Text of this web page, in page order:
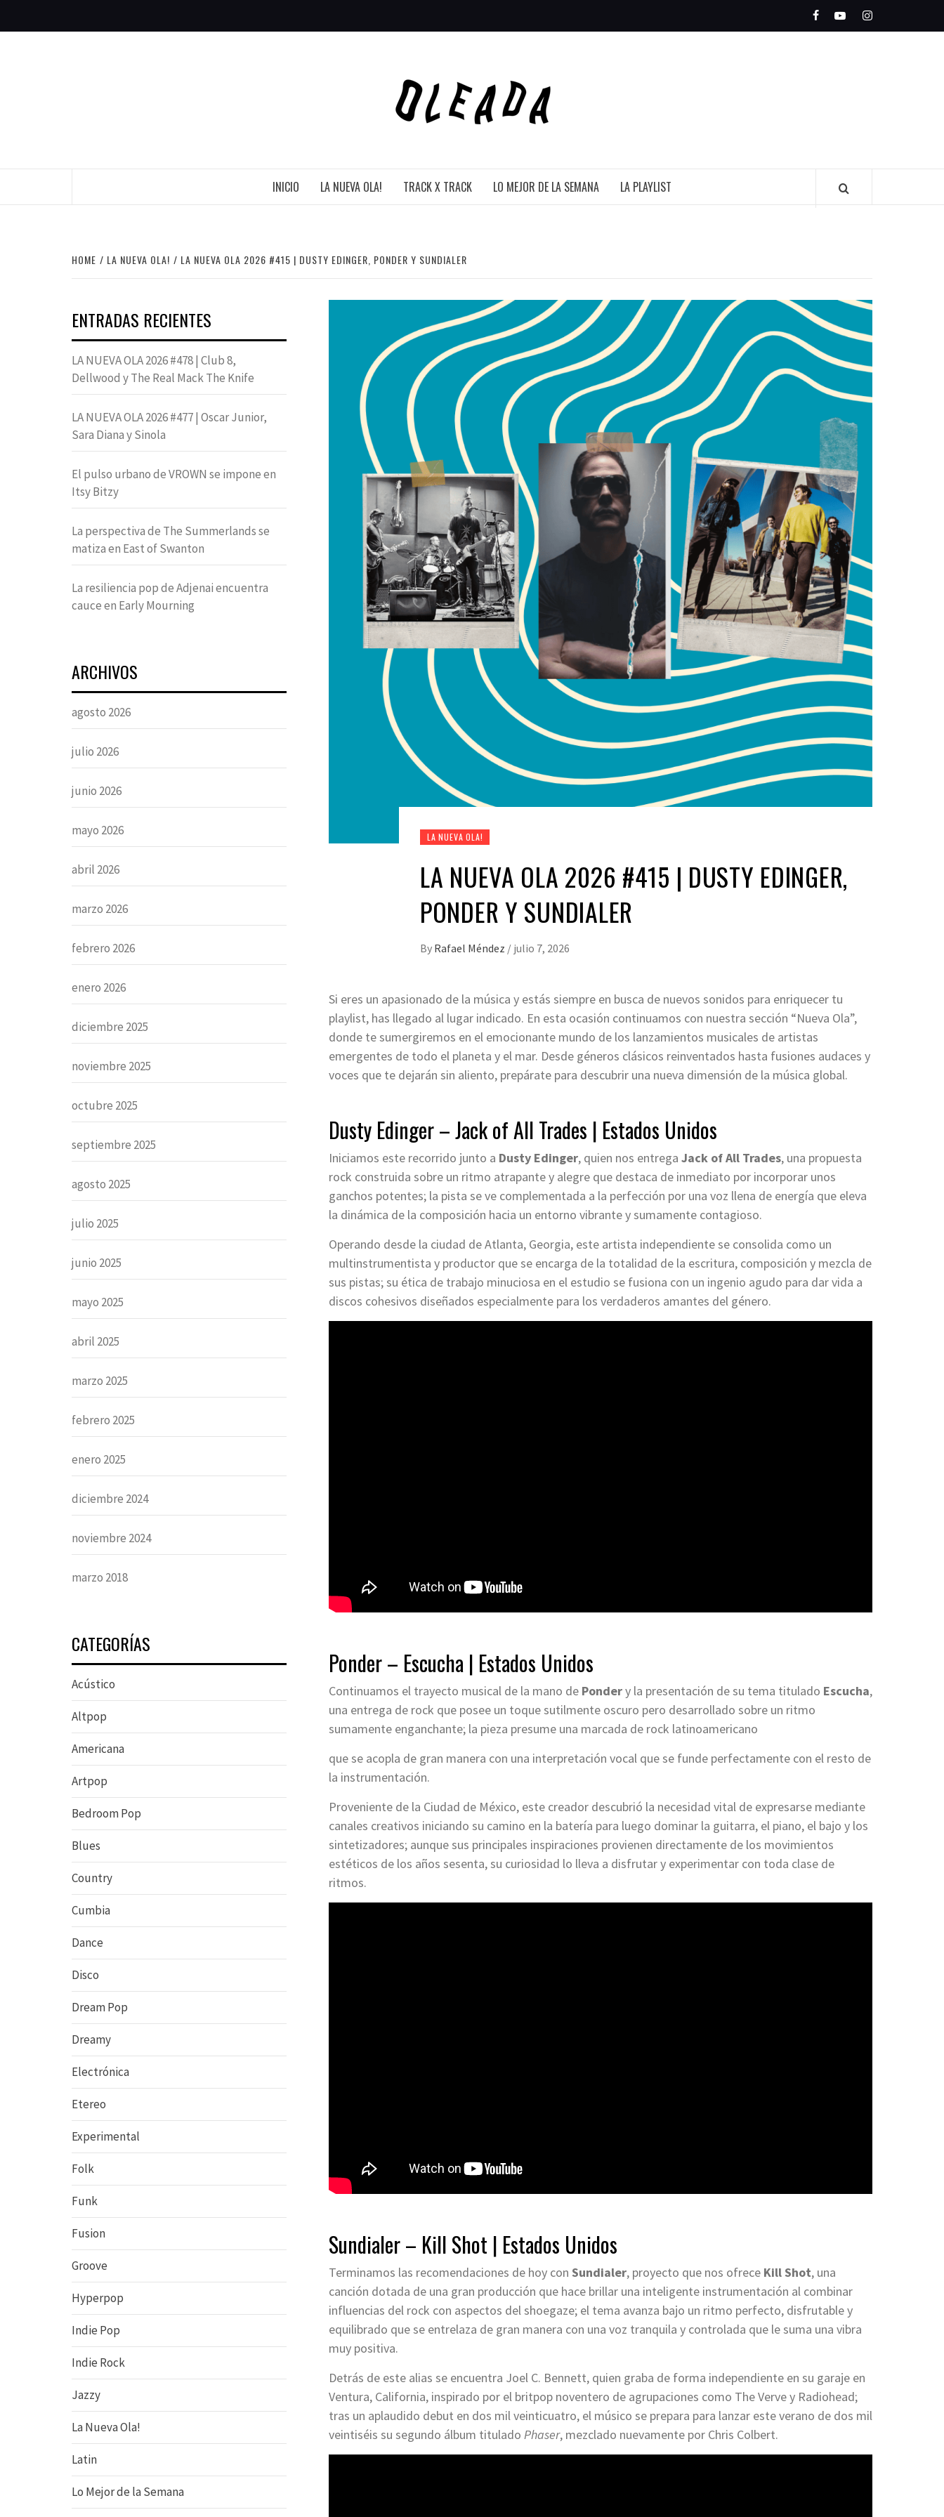
FacebookYoutubeInstagram
INICIO LA NUEVA OLA! TRACK X TRACK LO MEJOR DE LA SEMANA LA PLAYLIST
HOME LA NUEVA OLA! LA NUEVA OLA 2026 #415 | DUSTY EDINGER, PONDER Y SUNDIALER
LA NUEVA OLA!
LA NUEVA OLA 2026 #415 | DUSTY EDINGER,
PONDER Y SUNDIALER
By Rafael Méndez / julio 7, 2026
Si eres un apasionado de la música y estás siempre en busca de nuevos sonidos para enriquecer tu
playlist, has llegado al lugar indicado. En esta ocasión continuamos con nuestra sección “Nueva Ola”,
donde te sumergiremos en el emocionante mundo de los lanzamientos musicales de artistas
emergentes de todo el planeta y el mar. Desde géneros clásicos reinventados hasta fusiones audaces y
voces que te dejarán sin aliento, prepárate para descubrir una nueva dimensión de la música global.
Dusty Edinger – Jack of All Trades | Estados Unidos
Iniciamos este recorrido junto a Dusty Edinger, quien nos entrega Jack of All Trades, una propuesta
rock construida sobre un ritmo atrapante y alegre que destaca de inmediato por incorporar unos
ganchos potentes; la pista se ve complementada a la perfección por una voz llena de energía que eleva
la dinámica de la composición hacia un entorno vibrante y sumamente contagioso.
Operando desde la ciudad de Atlanta, Georgia, este artista independiente se consolida como un
multinstrumentista y productor que se encarga de la totalidad de la escritura, composición y mezcla de
sus pistas; su ética de trabajo minuciosa en el estudio se fusiona con un ingenio agudo para dar vida a
discos cohesivos diseñados especialmente para los verdaderos amantes del género.
Ponder – Escucha | Estados Unidos
Continuamos el trayecto musical de la mano de Pondery la presentación de su tema titulado Escucha,
una entrega de rock que posee un toque sutilmente oscuro pero desarrollado sobre un ritmo
sumamente enganchante; la pieza presume una marcada de rock latinoamericano
que se acopla de gran manera con una interpretación vocal que se funde perfectamente con el resto de
la instrumentación.
Proveniente de la Ciudad de México, este creador descubrió la necesidad vital de expresarse mediante
canales creativos iniciando su camino en la batería para luego dominar la guitarra, el piano, el bajo y los
sintetizadores; aunque sus principales inspiraciones provienen directamente de los movimientos
estéticos de los años sesenta, su curiosidad lo lleva a disfrutar y experimentar con toda clase de
ritmos.
Sundialer – Kill Shot | Estados Unidos
Terminamos las recomendaciones de hoy con Sundialer, proyecto que nos ofrece Kill Shot, una
canción dotada de una gran producción que hace brillar una inteligente instrumentación al combinar
influencias del rock con aspectos del shoegaze; el tema avanza bajo un ritmo perfecto, disfrutable y
equilibrado que se entrelaza de gran manera con una voz tranquila y controlada que le suma una vibra
muy positiva.
Detrás de este alias se encuentra Joel C. Bennett, quien graba de forma independiente en su garaje en
Ventura, California, inspirado por el britpop noventero de agrupaciones como The Verve y Radiohead;
tras un aplaudido debut en dos mil veinticuatro, el músico se prepara para lanzar este verano de dos mil
veintiséis su segundo álbum titulado Phaser, mezclado nuevamente por Chris Colbert.
ENTRADAS RECIENTES
LA NUEVA OLA 2026 #478 | Club 8,
Dellwood y The Real Mack The Knife
LA NUEVA OLA 2026 #477 | Oscar Junior,
Sara Diana y Sinola
El pulso urbano de VROWN se impone en
Itsy Bitzy
La perspectiva de The Summerlands se
matiza en East of Swanton
La resiliencia pop de Adjenai encuentra
cauce en Early Mourning
ARCHIVOS
agosto 2026
julio 2026
junio 2026
mayo 2026
abril 2026
marzo 2026
febrero 2026
enero 2026
diciembre 2025
noviembre 2025
octubre 2025
septiembre 2025
agosto 2025
julio 2025
junio 2025
mayo 2025
abril 2025
marzo 2025
febrero 2025
enero 2025
diciembre 2024
noviembre 2024
marzo 2018
CATEGORÍAS
Acústico
Altpop
Americana
Artpop
Bedroom Pop
Blues
Country
Cumbia
Dance
Disco
Dream Pop
Dreamy
Electrónica
Etereo
Experimental
Folk
Funk
Fusion
Groove
Hyperpop
Indie Pop
Indie Rock
Jazzy
La Nueva Ola!
Latin
Lo Mejor de la Semana